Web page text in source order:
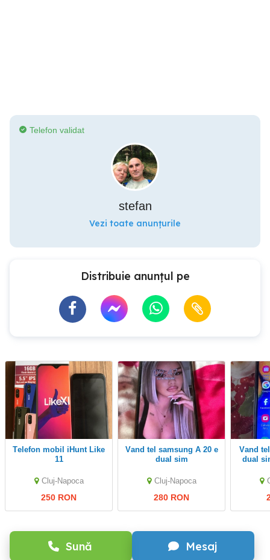
Sună Mesaj
Telefon validat
stefan
Vezi toate anunțurile
Distribuie anunțul pe
Telefon mobil iHunt Like
11
Cluj-Napoca
250 RON
Vand tel samsung A 20 e
dual sim
Cluj-Napoca
280 RON
Vand tel samsung A20 e
dual